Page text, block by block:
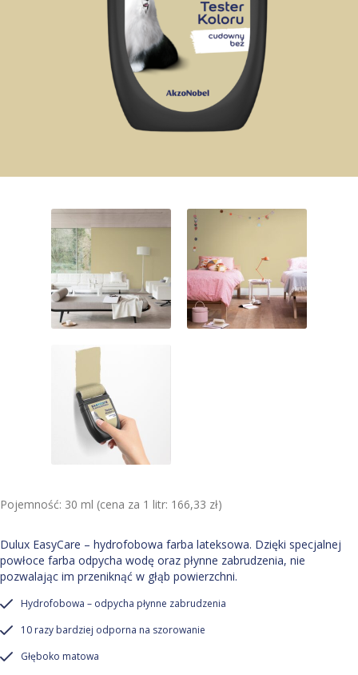
Pojemność: 30 ml (cena za 1 litr: 166,33 zł)
Dulux EasyCare – hydrofobowa farba lateksowa. Dzięki specjalnej
powłoce farba odpycha wodę oraz płynne zabrudzenia, nie
pozwalając im przeniknąć w głąb powierzchni.
Hydrofobowa – odpycha płynne zabrudzenia
10 razy bardziej odporna na szorowanie
Głęboko matowa